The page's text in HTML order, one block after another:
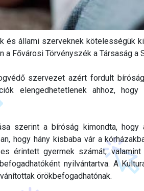
és állami szerveknek kötelességük
a Fővárosi Törvényszék a Társaság
szervezet azért fordult
elengedhetetlenek ahhoz,
szerint a bíróság kimondta,
hogy hány kisbaba vár a
érintett gyermek számát,
nyilvántartva. A
örökbefogadhatónak.